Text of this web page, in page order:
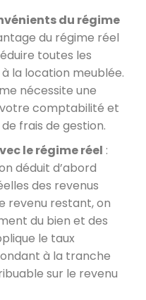
du régime
du régime réel
toutes les
la location meublée.
nécessite une
comptabilité et
frais de gestion.
le régime réel :
déduit d’abord
des revenus
revenu restant, on
du bien et des
le taux
à la tranche
sur le revenu